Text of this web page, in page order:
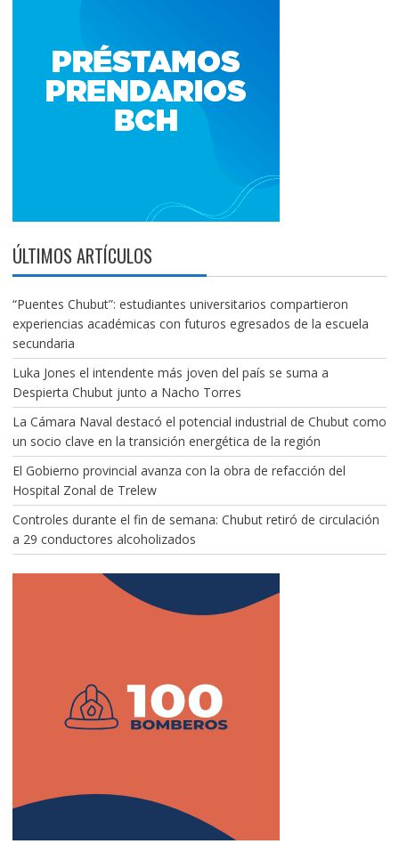
ÚLTIMOS ARTÍCULOS
“Puentes Chubut”: estudiantes universitarios compartieron
experiencias académicas con futuros egresados de la escuela
secundaria
Luka Jones el intendente más joven del país se suma a
Despierta Chubut junto a Nacho Torres
La Cámara Naval destacó el potencial industrial de Chubut como
un socio clave en la transición energética de la región
El Gobierno provincial avanza con la obra de refacción del
Hospital Zonal de Trelew
Controles durante el fin de semana: Chubut retiró de circulación
a 29 conductores alcoholizados